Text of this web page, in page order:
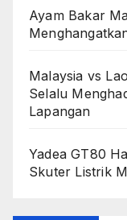
Ayam Bakar
Malaysia vs
Selalu
Lapangan
Yadea GT80
Skuter Listrik